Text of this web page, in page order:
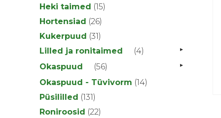
Heki taimed 1515
Hortensiad 2626
toodet
Kukerpuud 3131
toodet
Lilled ja ronitaimed 44
▸
Okaspuud 5656
toodet
▸
Okaspuud - Tüvivorm 1414
Püsililled 131131
toodet
Roniroosid 2222